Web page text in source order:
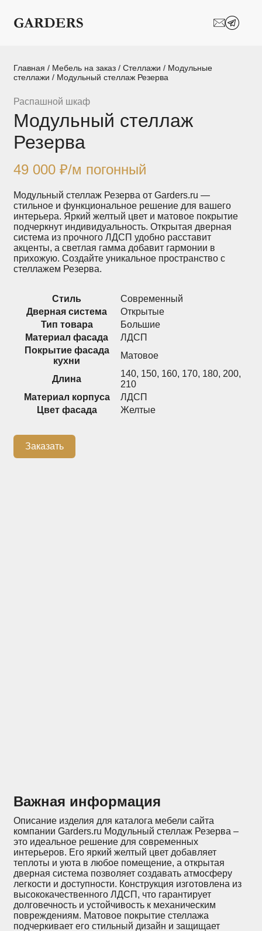
Шкафы-купе
Межкомнатные
Мебель в детскую Мебель в ванную
Модульные
хранения
Прихожие Спальни
Стеллажи Тумбы
Шкафы по
назначению
Гардеробные
+7 (926) 192-03-75
Доставка
Контакты
Сотрудничество
Блог
Главная / Мебель на заказ /Стеллажи / Модульные
стеллажи / Модульный стеллаж Резерва
Важная информация
Описание изделия для каталога мебели сайта
компании Garders.ru Модульный стеллаж Резерва –
это идеальное решение для современных
интерьеров. Его яркий желтый цвет добавляет
теплоты и уюта в любое помещение, а открытая
дверная система позволяет создавать атмосферу
легкости и доступности. Конструкция изготовлена из
высококачественного ЛДСП, что гарантирует
долговечность и устойчивость к механическим
повреждениям. Матовое покрытие стеллажа
подчеркивает его стильный дизайн и защищает
Распашной шкаф
Модульный стеллаж
Резерва
49 000₽/м погонный
Модульный стеллаж Резерва от Garders.ru —
стильное и функциональное решение для вашего
интерьера. Яркий желтый цвет и матовое покрытие
подчеркнут индивидуальность. Открытая дверная
система из прочного ЛДСП удобно расставит
акценты, а светлая гамма добавит гармонии в
прихожую. Создайте уникальное пространство с
стеллажем Резерва.
Стиль
Современный
Дверная система
Открытые
Тип товара
Большие
Материал фасада
ЛДСП
Покрытие фасада
кухни
Матовое
Длина
140, 150, 160, 170, 180, 200,
210
Материал корпуса
ЛДСП
Цвет фасада
Желтые
Заказать